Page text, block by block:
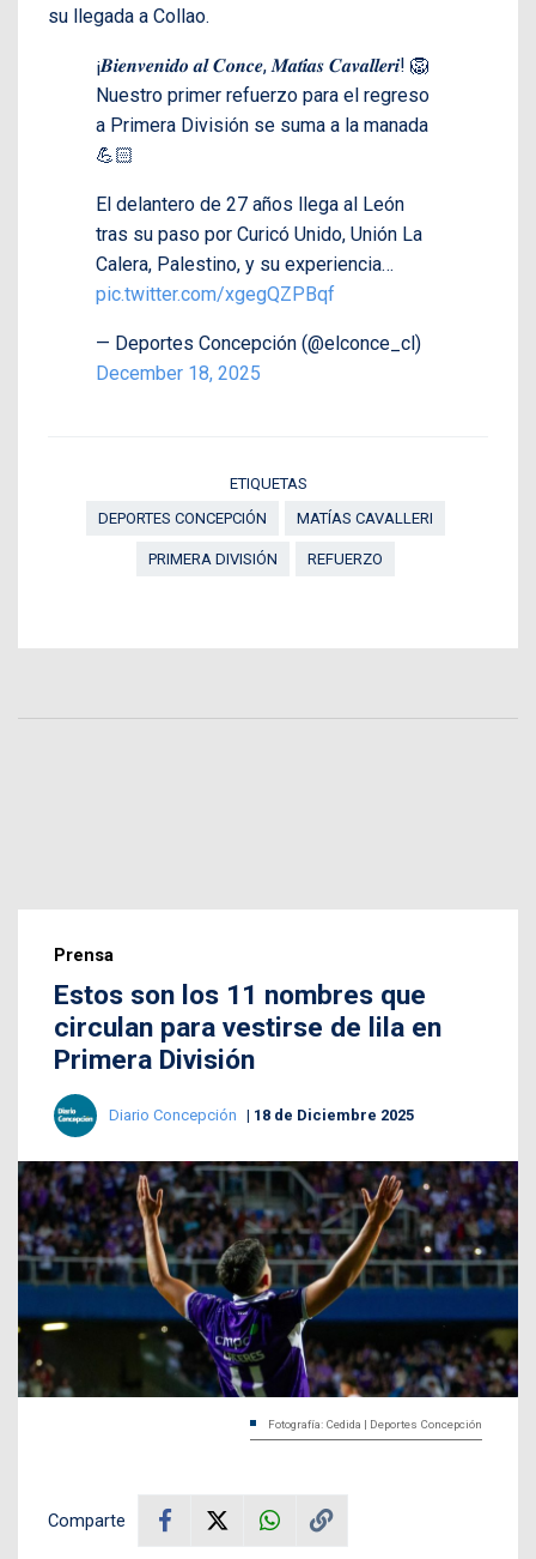
su llegada a Collao.
¡𝑩𝒊𝒆𝒏𝒗𝒆𝒏𝒊𝒅𝒐 𝒂𝒍 𝑪𝒐𝒏𝒄𝒆, 𝑴𝒂𝒕𝒊́𝒂𝒔 𝑪𝒂𝒗𝒂𝒍𝒍𝒆𝒓𝒊! 🦁
Nuestro primer refuerzo para el regreso
a Primera División se suma a la manada
💪🏻
El delantero de 27 años llega al León
tras su paso por Curicó Unido, Unión La
Calera, Palestino, y su experiencia…
pic.twitter.com/xgegQZPBqf
— Deportes Concepción (@elconce_cl)
December 18, 2025
ETIQUETAS
DEPORTES CONCEPCIÓN
MATÍAS CAVALLERI
PRIMERA DIVISIÓN REFUERZO
Prensa
Estos son los 11 nombres que
circulan para vestirse de lila en
Primera División
Diario Concepción 18 de Diciembre 2025
Fotografía: Cedida | Deportes Concepción
Comparte